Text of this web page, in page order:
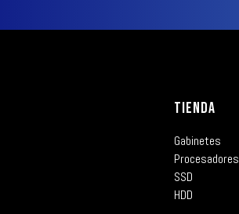
TIENDA
Gabinetes
Procesadores
SSD
HDD